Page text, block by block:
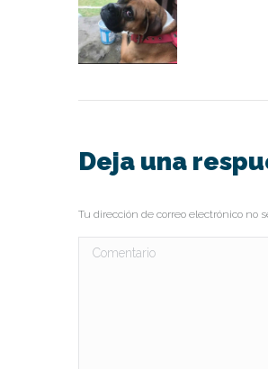
Deja una
Tu dirección de correo electrónico no
Comentario